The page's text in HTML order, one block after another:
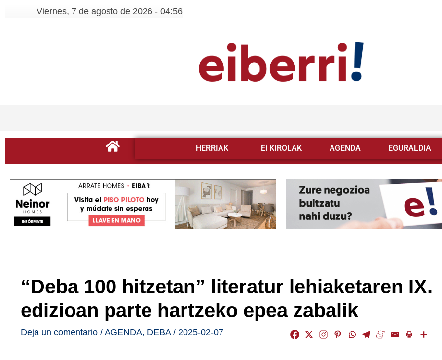
Viernes, 7 de agosto de 2026 - 04:56
HERRIAK Ei KIROLAK AGENDA EGURALDIA
“Deba 100 hitzetan” literatur lehiaketaren IX.
edizioan parte hartzeko epea zabalik
Deja un comentario / AGENDA, DEBA/ 2025-02-07